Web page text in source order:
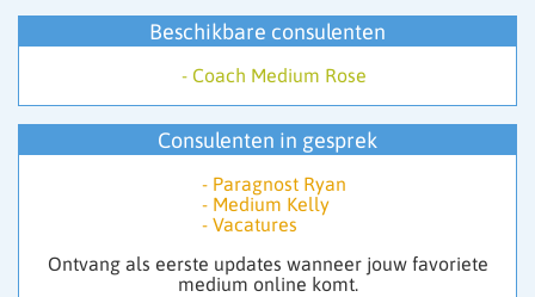
Beschikbare consulenten
- Coach Medium Rose
Consulenten in gesprek
- Paragnost Ryan
- Medium Kelly
- Vacatures
Ontvang als eerste updates wanneer jouw favoriete
medium online komt.